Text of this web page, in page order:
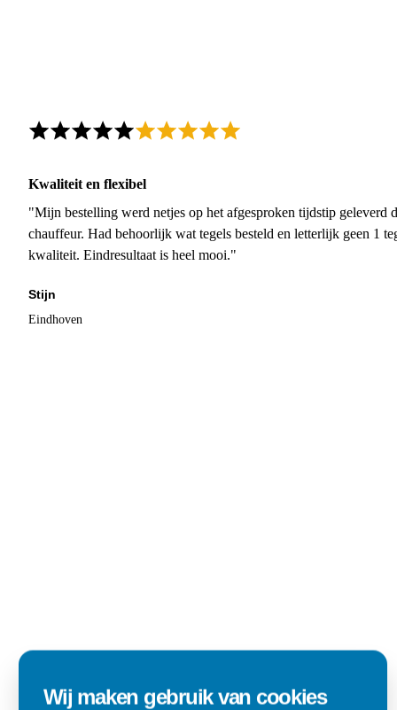
Kwaliteit en flexibel
"Mijn bestelling werd netjes op het afgesproken tijdstip geleverd
chauffeur. Had behoorlijk wat tegels besteld en letterlijk geen 1
kwaliteit. Eindresultaat is heel mooi."
Stijn
Eindhoven
Wij maken gebruik van cookies